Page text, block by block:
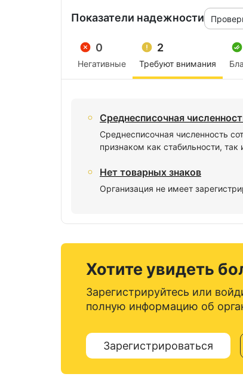
Показатели надежности
0
Негативные
2
Требуют внимания
Среднесписочная
Среднесписочная численность
признаком как стабильности,
Нет товарных знаков
Организация не имеет
Хотите увидеть
Зарегистрируйтесь или
полную информацию об
Зарегистрироваться